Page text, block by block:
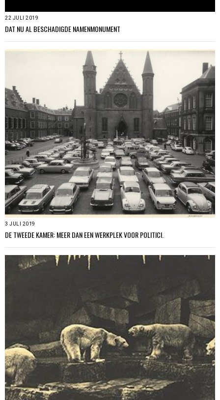
22 JULI 2019
DAT NU AL BESCHADIGDE NAMENMONUMENT
3 JULI 2019
DE TWEEDE KAMER: MEER DAN EEN WERKPLEK VOOR POLITICI.